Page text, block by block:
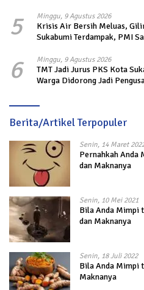
5 Minggu, 9 Agustus 2026
Krisis Air Bersih Meluas,
Sukabumi Terdampak, PMI
6 Minggu, 9 Agustus 2026
TMT Jadi Jurus PKS Kota
Warga Didorong Jadi
Berita/Artikel Terpopuler
Senin, 14 Maret
Pernahkah Anda
dan Maknanya
Senin, 10 Mei 2021
Bila Anda Mimpi
dan Maknanya
Senin, 18 Juli 2022
Bila Anda Mimpi
Maknanya